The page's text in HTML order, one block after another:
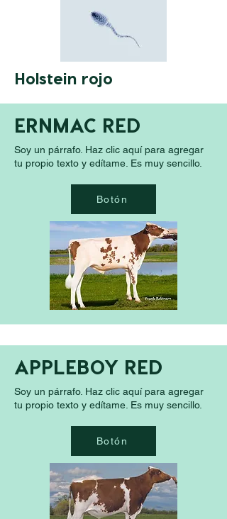
Holstein rojo
ERNMAC RED
Soy un párrafo. Haz clic aquí para agregar
tu propio texto y edítame. Es muy sencillo.
Botón
APPLEBOY RED
Soy un párrafo. Haz clic aquí para agregar
tu propio texto y edítame. Es muy sencillo.
Botón